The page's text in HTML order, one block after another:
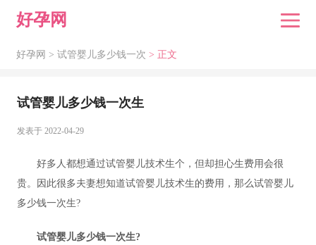
好孕网
好孕网 > 试管婴儿多少钱一次 > 正文
试管婴儿多少钱一次生
发表于 2022-04-29
好多人都想通过试管婴儿技术生个，但却担心生费用会很
贵。因此很多夫妻想知道试管婴儿技术生的费用，那么试管婴儿
多少钱一次生?
试管婴儿多少钱一次生?